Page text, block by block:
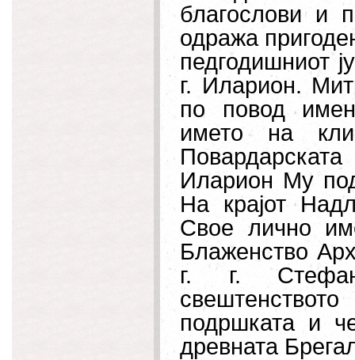
благослови и
одража
педгодишниот
г. Иларион.
по повод
името на
Иларион Му
На крајот
Свое лично
Блаженство
г. г.
подршката и
древната